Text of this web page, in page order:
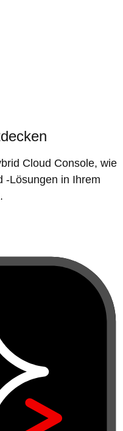
Cloud Console, wie
-Lösungen in Ihrem